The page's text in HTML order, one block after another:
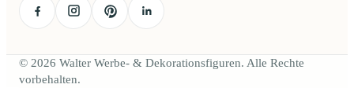
© 2026 Walter Werbe- & Dekorationsfiguren. Alle Rechte
vorbehalten.